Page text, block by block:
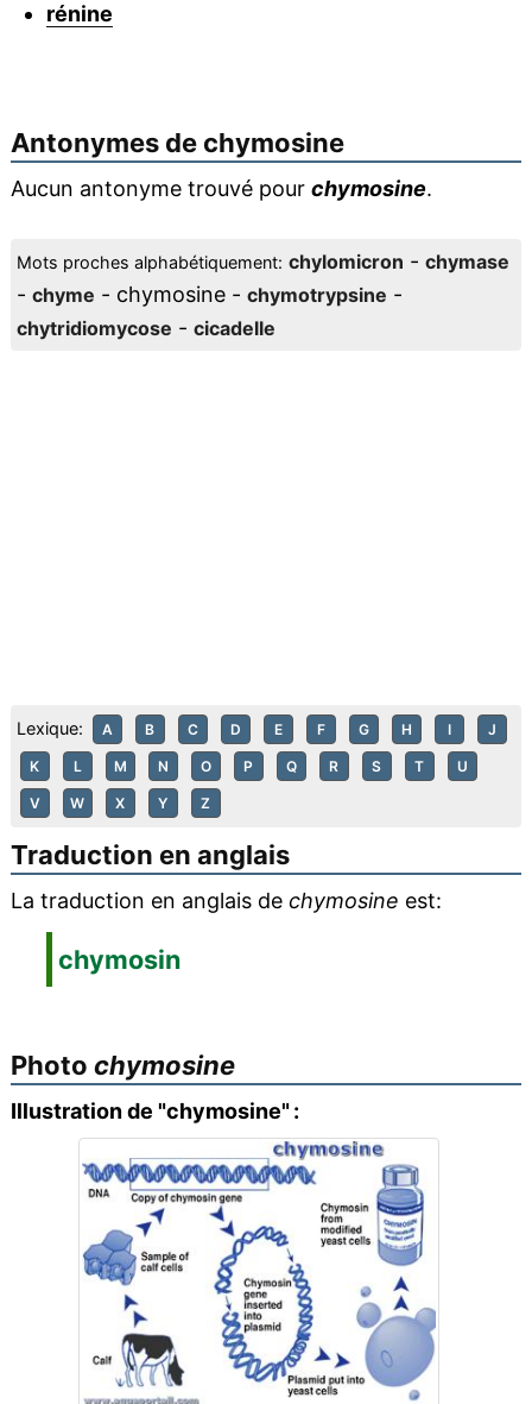
rénine
Antonymes de chymosine
Aucun antonyme trouvé pour chymosine.
Mots proches alphabétiquement: chylomicron - chymase
- chyme - chymosine - chymotrypsine -
chytridiomycose - cicadelle
Lexique: A B C D E F G H I J
K L M N O P Q R S T U
V W X Y Z
Traduction en anglais
La traduction en anglais de chymosine est:
chymosin
Photo chymosine
Illustration de "chymosine" :